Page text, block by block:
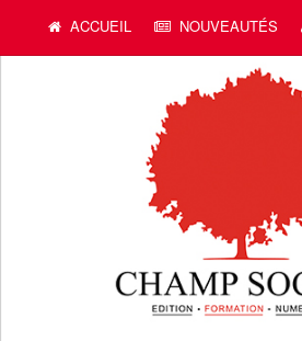
ACCUEIL NOUVEAUTÉS